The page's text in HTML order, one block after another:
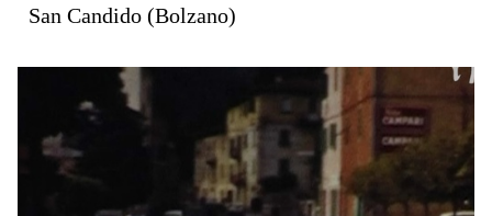
San Candido (Bolzano)